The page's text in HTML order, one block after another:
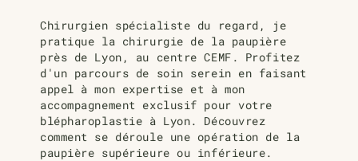
Chirurgien spécialiste du regard, je
pratique la chirurgie de la paupière
près de Lyon, au centre CEMF. Profitez
d'un parcours de soin serein en faisant
appel à mon expertise et à mon
accompagnement exclusif pour votre
blépharoplastie à Lyon. Découvrez
comment se déroule une opération de la
paupière supérieure ou inférieure.